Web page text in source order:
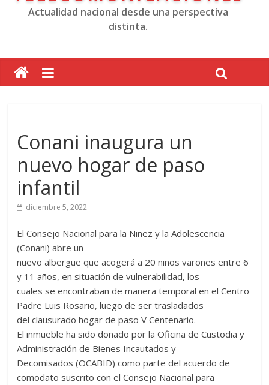
Actualidad nacional desde una perspectiva
distinta.
Conani inaugura un
nuevo hogar de paso
infantil
diciembre 5, 2022
El Consejo Nacional para la Niñez y la Adolescencia
(Conani) abre un
nuevo albergue que acogerá a 20 niños varones entre 6
y 11 años, en situación de vulnerabilidad, los
cuales se encontraban de manera temporal en el Centro
Padre Luis Rosario, luego de ser trasladados
del clausurado hogar de paso V Centenario.
El inmueble ha sido donado por la Oficina de Custodia y
Administración de Bienes Incautados y
Decomisados (OCABID) como parte del acuerdo de
comodato suscrito con el Consejo Nacional para